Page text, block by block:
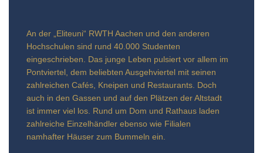
An der „Eliteuni“ RWTH Aachen und den anderen
Hochschulen sind rund 40.000 Studenten
eingeschrieben. Das junge Leben pulsiert vor allem im
Pontviertel, dem beliebten Ausgehviertel mit seinen
zahlreichen Cafés, Kneipen und Restaurants. Doch
auch in den Gassen und auf den Plätzen der Altstadt
ist immer viel los. Rund um Dom und Rathaus laden
zahlreiche Einzelhändler ebenso wie Filialen
namhafter Häuser zum Bummeln ein.